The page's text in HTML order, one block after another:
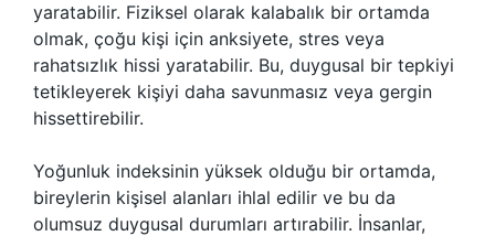
yaratabilir. Fiziksel olarak kalabalık bir ortamda
olmak, çoğu kişi için anksiyete, stres veya
rahatsızlık hissi yaratabilir. Bu, duygusal bir tepkiyi
tetikleyerek kişiyi daha savunmasız veya gergin
hissettirebilir.
Yoğunluk indeksinin yüksek olduğu bir ortamda,
bireylerin kişisel alanları ihlal edilir ve bu da
olumsuz duygusal durumları artırabilir. İnsanlar,